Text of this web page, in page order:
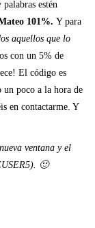
estén
101%. Y para
aquellos que lo
con un 5% de
El código es
un poco a la hora de
en contactarme. Y
ventana y el
🙂